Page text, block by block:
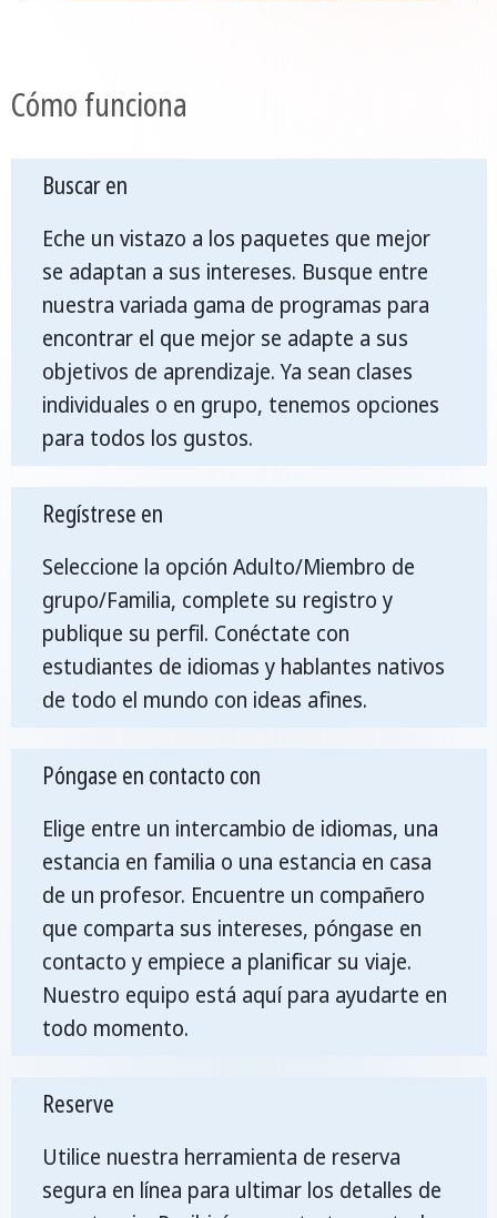
Cómo funciona
Buscar en
Eche un vistazo a los paquetes que mejor
se adaptan a sus intereses. Busque entre
nuestra variada gama de programas para
encontrar el que mejor se adapte a sus
objetivos de aprendizaje. Ya sean clases
individuales o en grupo, tenemos opciones
para todos los gustos.
Regístrese en
Seleccione la opción Adulto/Miembro de
grupo/Familia, complete su registro y
publique su perfil. Conéctate con
estudiantes de idiomas y hablantes nativos
de todo el mundo con ideas afines.
Póngase en contacto con
Elige entre un intercambio de idiomas, una
estancia en familia o una estancia en casa
de un profesor. Encuentre un compañero
que comparta sus intereses, póngase en
contacto y empiece a planificar su viaje.
Nuestro equipo está aquí para ayudarte en
todo momento.
Reserve
Utilice nuestra herramienta de reserva
segura en línea para ultimar los detalles de